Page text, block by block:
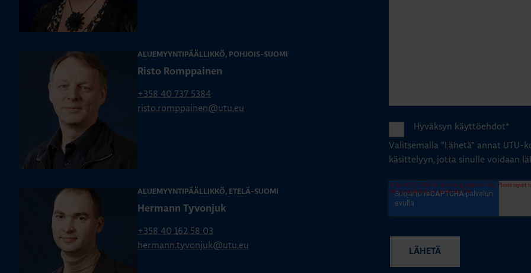
ALUEMYYNTIPÄÄLLIKKÖ, POHJOIS-SUOMI
Risto Romppainen
+358 40 737 5384
risto.romppainen@utu.eu
ALUEMYYNTIPÄÄLLIKKÖ, ETELÄ-SUOMI
Hermann Tyvonjuk
+358 40 162 58 03
hermann.tyvonjuk@utu.eu
Hyväksyn käyttöehdot*
Valitsemalla "Lähetä" annat
käsittelyyn, jotta sinulle voidaan